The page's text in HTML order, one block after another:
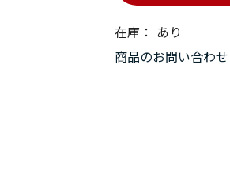
在庫： あり
商品のお問い合わせ